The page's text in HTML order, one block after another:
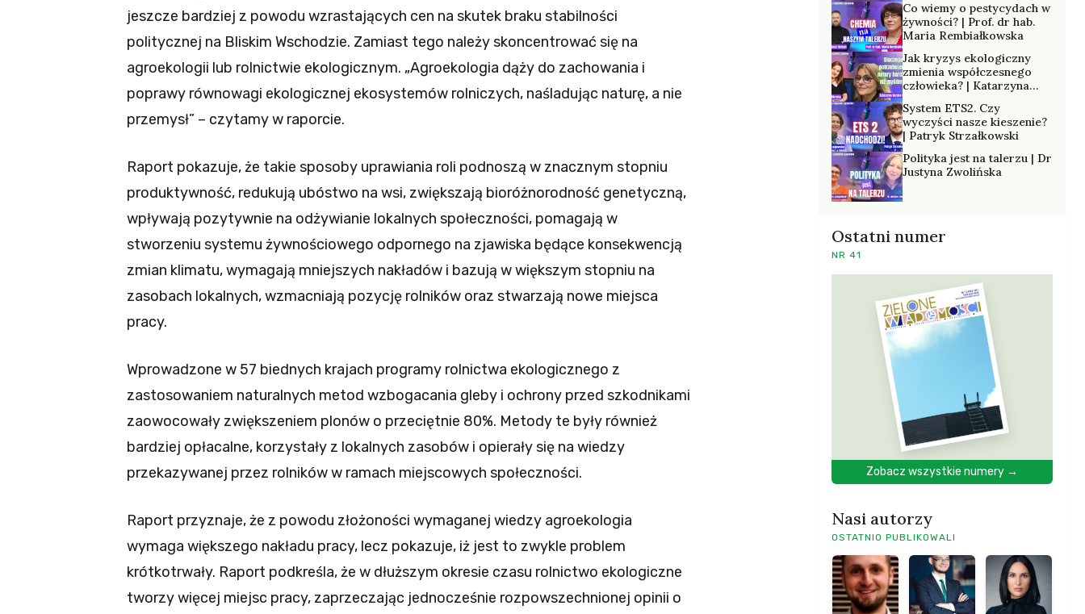
jeszcze bardziej z powodu wzrastających cen na skutek braku stabilności
politycznej na Bliskim Wschodzie. Zamiast tego należy skoncentrować się na
agroekologii lub rolnictwie ekologicznym. „Agroekologia dąży do zachowania i
poprawy równowagi ekologicznej ekosystemów rolniczych, naśladując naturę, a nie
przemysł” – czytamy w raporcie.
Raport pokazuje, że takie sposoby uprawiania roli podnoszą w znacznym stopniu
produktywność, redukują ubóstwo na wsi, zwiększają bioróżnorodność genetyczną,
wpływają pozytywnie na odżywianie lokalnych społeczności, pomagają w
stworzeniu systemu żywnościowego odpornego na zjawiska będące konsekwencją
zmian klimatu, wymagają mniejszych nakładów i bazują w większym stopniu na
zasobach lokalnych, wzmacniają pozycję rolników oraz stwarzają nowe miejsca
pracy.
Wprowadzone w 57 biednych krajach programy rolnictwa ekologicznego z
zastosowaniem naturalnych metod wzbogacania gleby i ochrony przed szkodnikami
zaowocowały zwiększeniem plonów o przeciętnie 80%. Metody te były również
bardziej opłacalne, korzystały z lokalnych zasobów i opierały się na wiedzy
przekazywanej przez rolników w ramach miejscowych społeczności.
Raport przyznaje, że z powodu złożoności wymaganej wiedzy agroekologia
wymaga większego nakładu pracy, lecz pokazuje, iż jest to zwykle problem
krótkotrwały. Raport podkreśla, że w dłuższym okresie czasu rolnictwo ekologiczne
tworzy więcej miejsc pracy, zaprzeczając jednocześnie rozpowszechnionej opinii o
Co wiemy o pestycydach w
żywności? | Prof. dr hab.
Maria Rembiałkowska
Jak kryzys ekologiczny
zmienia współczesnego
człowieka? | Katarzyna
System ETS2. Czy
wyczyści nasze kieszenie?
| Patryk Strzałkowski
Polityka jest na talerzu | Dr
Justyna Zwolińska
Ostatni numer
NR 41
Zobacz wszystkie numery →
Nasi autorzy
OSTATNIO PUBLIKOWALI